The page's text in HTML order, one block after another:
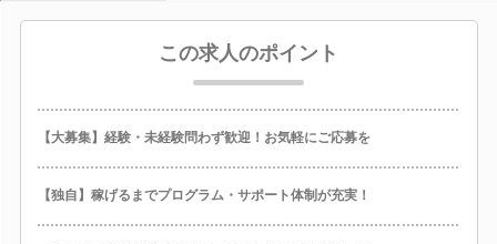
この求人のポイント
【大募集】経験・未経験問わず歓迎！お気軽にご応募を
【独自】稼げるまでプログラム・サポート体制が充実！